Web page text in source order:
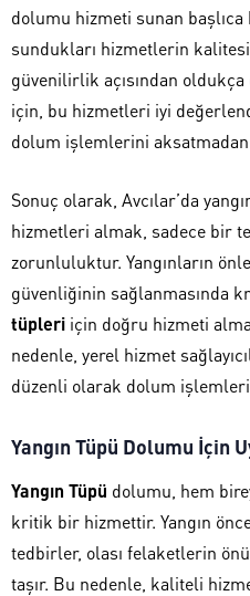
dolumu hizmeti sunan
sundukları hizmetlerin
güvenilirlik açısından
için, bu hizmetleri iyi
dolum işlemlerini
Sonuç olarak, Avcılar’da
hizmetleri almak, sadece bir
zorunluluktur. Yangınların
güvenliğinin sağlanmasında
tüpleri için doğru hizmeti
nedenle, yerel hizmet
düzenli olarak dolum
Yangın Tüpü Dolumu İçin
Yangın Tüpü dolumu, hem
kritik bir hizmettir. Yangın
tedbirler, olası felaketlerin
taşır. Bu nedenle, kaliteli